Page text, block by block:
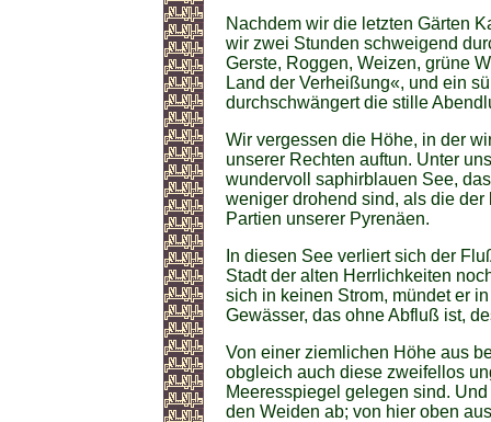
Nachdem wir die letzten Gärten
wir zwei Stunden schweigend
Gerste, Roggen, Weizen, grüne
Land der Verheißung«, und ein
durchschwängert die stille
Wir vergessen die Höhe, in der
unserer Rechten auftun. Unter
wundervoll saphirblauen See,
weniger drohend sind, als die
Partien unserer Pyrenäen.
In diesen See verliert sich der
Stadt der alten Herrlichkeiten
sich in keinen Strom, mündet er
Gewässer, das ohne Abfluß ist,
Von einer ziemlichen Höhe aus
obgleich auch diese zweifellos
Meeresspiegel gelegen sind.
den Weiden ab; von hier oben